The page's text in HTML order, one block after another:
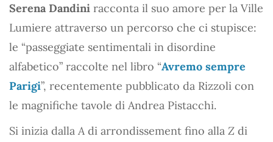
Serena Dandini racconta il suo amore per la Ville
Lumiere attraverso un percorso che ci stupisce:
le “passeggiate sentimentali in disordine
alfabetico” raccolte nel libro “Avremo sempre
Parigi”, recentemente pubblicato da Rizzoli con
le magnifiche tavole di Andrea Pistacchi.
Si inizia dalla A di arrondissement fino alla Z di